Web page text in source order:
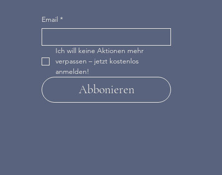
Email *
Ich will keine Aktionen mehr
verpassen – jetzt kostenlos
anmelden!
Abbonieren